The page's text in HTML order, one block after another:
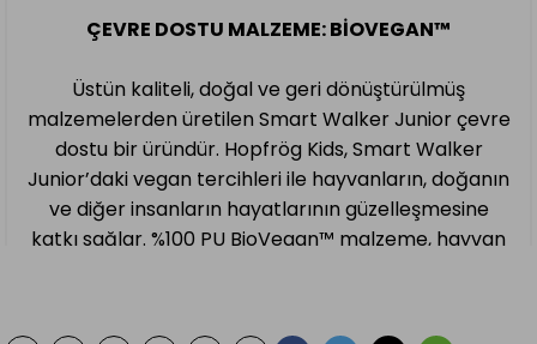
ÇEVRE DOSTU MALZEME: BIOVEGAN™
Üstün kaliteli, doğal ve geri dönüştürülmüş
malzemelerden üretilen Smart Walker Junior çevre
dostu bir üründür. Hopfrög Kids, Smart Walker
Junior’daki vegan tercihleri ile hayvanların, doğanın
ve diğer insanların hayatlarının güzelleşmesine
katkı sağlar. %100 PU BioVegan™ malzeme, hayvan